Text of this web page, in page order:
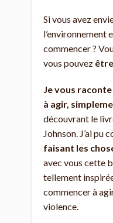
Si vous avez
l’environnement
commencer ?
vous pouvez
Je vous
à agir,
découvrant le
Johnson. J’ai pu
faisant les
avec vous cette
tellement
commencer à
violence.